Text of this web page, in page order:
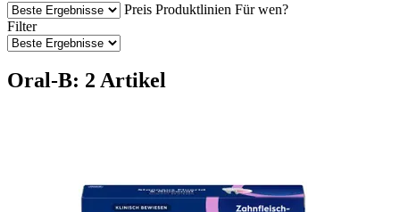
Preis Produktlinien Für wen?
Filter
Oral-B: 2 Artikel